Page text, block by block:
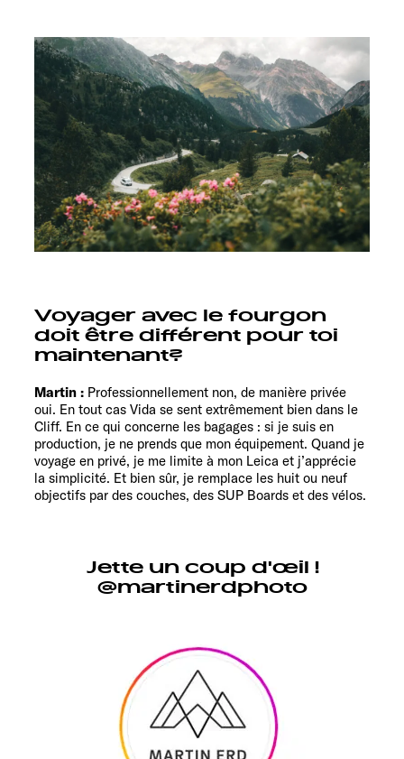
Voyager avec le fourgon
doit être différent pour toi
maintenant?
Martin : Professionnellement non, de manière privée
oui. En tout cas Vida se sent extrêmement bien dans le
Cliff. En ce qui concerne les bagages : si je suis en
production, je ne prends que mon équipement. Quand je
voyage en privé, je me limite à mon Leica et j’apprécie
la simplicité. Et bien sûr, je remplace les huit ou neuf
objectifs par des couches, des SUP Boards et des vélos.
Jette un coup d'œil !
@martinerdphoto